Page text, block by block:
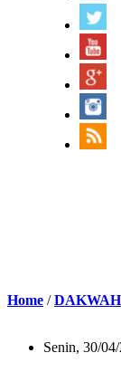
Home /DAKWAH
Senin, 30/